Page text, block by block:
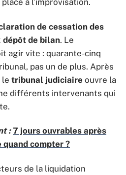
à l’improvisation.
de cessation des
dépôt de bilan. Le
agir vite : quarante-cinq
pas un de plus. Après
le tribunal judiciaire ouvre la
différents intervenants qui
: 7 jours ouvrables après
compter ?
de la liquidation